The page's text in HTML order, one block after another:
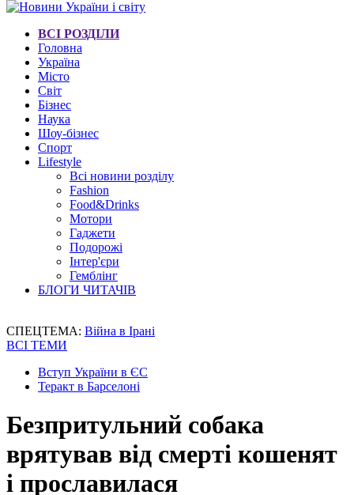
ВСІ РОЗДІЛИ
Головна
Україна
Місто
Світ
Бізнес
Наука
Шоу-бізнес
Спорт
Lifestyle
Всі новини розділу
Fashion
Food&Drinks
Мотори
Гаджети
Подорожі
Інтер'єри
Гемблінг
БЛОГИ ЧИТАЧІВ
СПЕЦТЕМА: Війна в Ірані
ВСІ ТЕМИ
Вступ України в ЄС
Теракт в Барселоні
Безпритульний собака
врятував від смерті кошенят
і прославилася